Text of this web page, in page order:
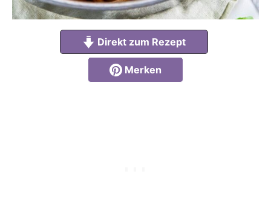
Direkt zum Rezept
Merken